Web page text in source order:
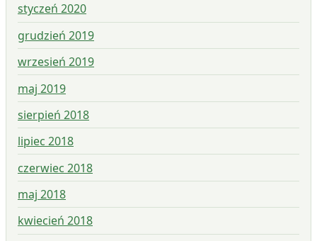
styczeń 2020
grudzień 2019
wrzesień 2019
maj 2019
sierpień 2018
lipiec 2018
czerwiec 2018
maj 2018
kwiecień 2018